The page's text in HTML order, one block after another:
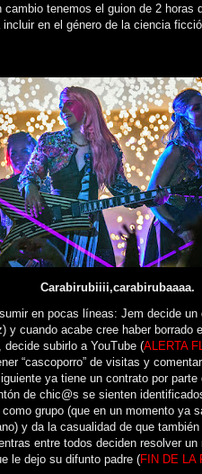
tenemos el guion de 2 horas
en el género de la ciencia
Carabirubiiii,carabirubaaaa.
en pocas líneas: Jem decide
y cuando acabe cree haber borrado
subirlo a YouTube (ALERTA
“cascoporro” de visitas y
ya tiene un contrato por
de chic@s se sienten
grupo (que en un momento ya
y da la casualidad de que
entre todos deciden resolver
le dejo su difunto padre (FIN DE LA